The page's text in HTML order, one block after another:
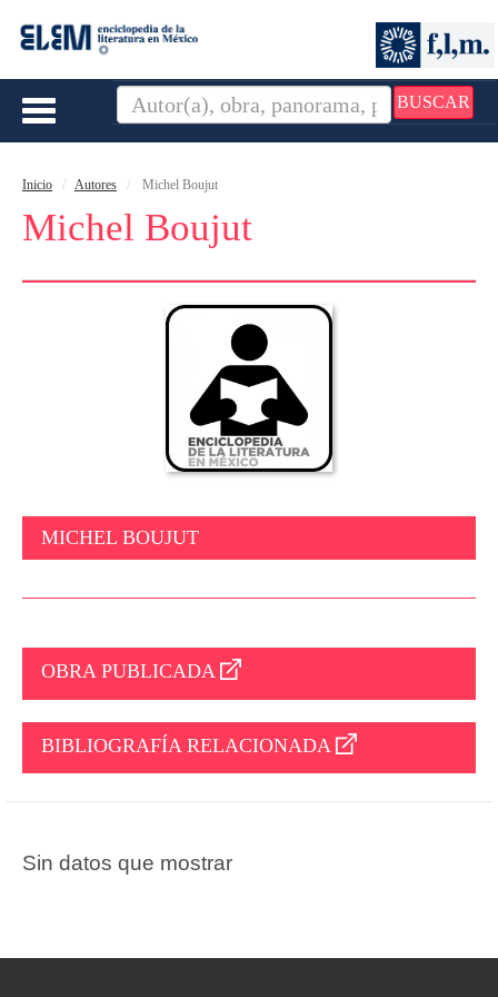
BUSCAR
Toggle
Inicio Autores Michel Boujut
Michel Boujut
MICHEL BOUJUT
OBRA PUBLICADA
BIBLIOGRAFÍA RELACIONADA
Sin datos que mostrar